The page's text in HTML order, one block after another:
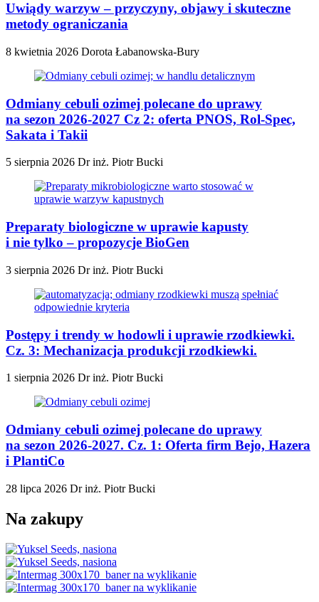
Uwiądy warzyw – przyczyny, objawy i skuteczne
metody ograniczania
8 kwietnia 2026 Dorota Łabanowska-Bury
Odmiany cebuli ozimej polecane do uprawy
na sezon 2026-2027 Cz 2: oferta PNOS, Rol-Spec,
Sakata i Takii
5 sierpnia 2026 Dr inż. Piotr Bucki
Preparaty biologiczne w uprawie kapusty
i nie tylko – propozycje BioGen
3 sierpnia 2026 Dr inż. Piotr Bucki
Postępy i trendy w hodowli i uprawie rzodkiewki.
Cz. 3: Mechanizacja produkcji rzodkiewki.
1 sierpnia 2026 Dr inż. Piotr Bucki
Odmiany cebuli ozimej polecane do uprawy
na sezon 2026-2027. Cz. 1: Oferta firm Bejo, Hazera
i PlantiCo
28 lipca 2026 Dr inż. Piotr Bucki
Na zakupy